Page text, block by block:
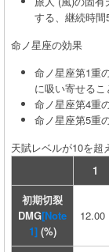
する、継続時間
命ノ星座の効果
命ノ星座第1重
に吸い寄せるこ
命ノ星座第4重
命ノ星座第5重
天賦レベルが10を超
1
初期切裂
DMG[Note
1](%)
12.00